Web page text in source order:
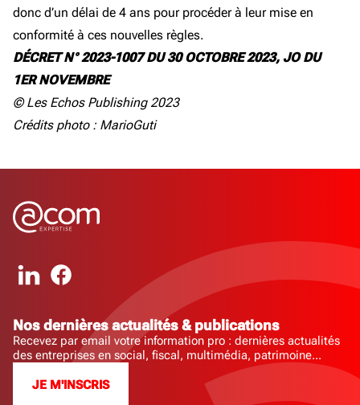
donc d’un délai de 4 ans pour procéder à leur mise en
conformité à ces nouvelles règles.
DÉCRET N° 2023-1007 DU 30 OCTOBRE 2023, JO DU
1ER NOVEMBRE
© Les Echos Publishing 2023
Crédits photo : MarioGuti
Nos dernières actualités & publications
Recevez par email votre information pro : dernières actualités
des entreprises en social, fiscal, multimédia, patrimoine...
JE M'INSCRIS